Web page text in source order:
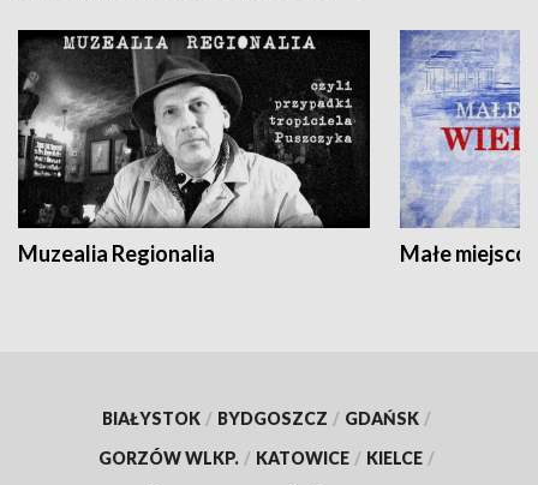
Muzealia Regionalia Małe
BIAŁYSTOK / BYDGOSZCZ / GDAŃSK /
GORZÓW WLKP. / KATOWICE / KIELCE /